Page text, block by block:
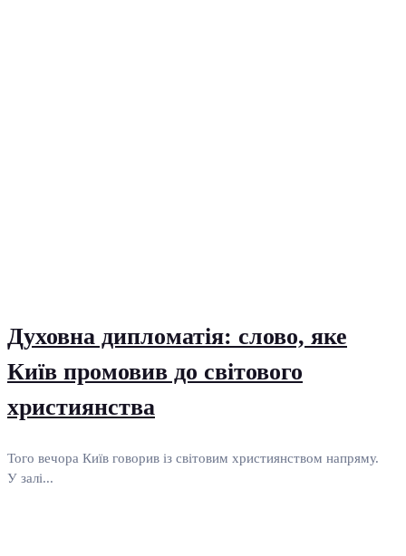
Духовна дипломатія: слово, яке
Київ промовив до світового
християнства
Того вечора Київ говорив із світовим християнством напряму.
У залі...